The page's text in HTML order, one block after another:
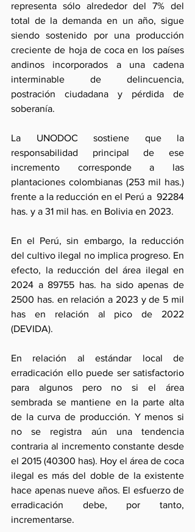
representa sólo alrededor del 7% del
total de la demanda en un año, sigue
siendo sostenido por una producción
creciente de hoja de coca en los países
andinos incorporados a una cadena
interminable de delincuencia,
postración ciudadana y pérdida de
soberanía.
La UNODOC sostiene que la
responsabilidad principal de ese
incremento corresponde a las
plantaciones colombianas (253 mil has.)
frente a la reducción en el Perú a  92284
has. y a 31 mil has. en Bolivia en 2023.
En el Perú, sin embargo, la reducción
del cultivo ilegal no implica progreso. En
efecto, la reducción del área ilegal en
2024 a 89755 has. ha sido apenas de
2500 has. en relación a 2023 y de 5 mil
has en relación al pico de 2022
(DEVIDA).
En relación al estándar local de
erradicación ello puede ser satisfactorio
para algunos pero no si el área
sembrada se mantiene en la parte alta
de la curva de producción. Y menos si
no se registra aún una tendencia
contraria al incremento constante desde
el 2015 (40300 has). Hoy el área de coca
ilegal es más del doble de la existente
hace apenas nueve años. El esfuerzo de
erradicación debe, por tanto,
incrementarse.